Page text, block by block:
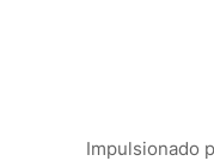
Impulsionado